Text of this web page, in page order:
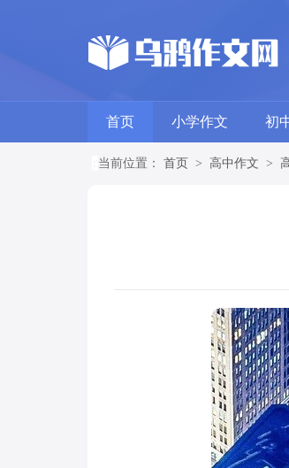
首页 小学作文 初
当前位置： 首页 > 高中作文 >